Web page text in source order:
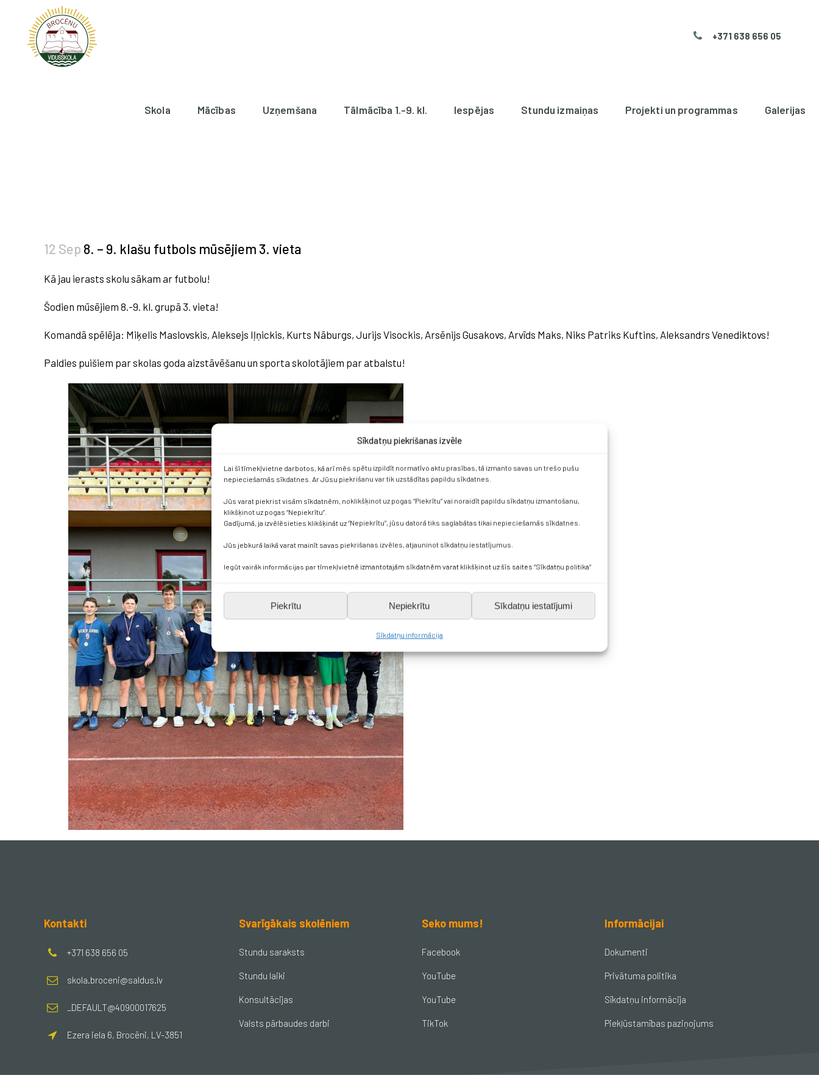
Sīkdatņu piekrišanas izvēle
Lai šī tīmekļvietne darbotos, kā arī mēs spētu izpildīt normatīvo aktu prasības, tā izmanto savas un trešo pušu
nepieciešamās sīkdatnes. Ar Jūsu piekrišanu var tik uzstādītas papildu sīkdatnes.
Jūs varat piekrist visām sīkdatnēm, noklikšķinot uz pogas “Piekrītu” vai noraidīt papildu sīkdatņu izmantošanu,
klikšķinot uz pogas “Nepiekrītu”.
Gadījumā, ja izvēlēsieties klikšķināt uz “Nepiekrītu”, jūsu datorā tiks saglabātas tikai nepieciešamās sīkdatnes.
Jūs jebkurā laikā varat mainīt savas piekrišanas izvēles, atjauninot sīkdatņu iestatījumus.
Iegūt vairāk informācijas par tīmekļvietnē izmantotajām sīkdatnēm varat klikšķinot uz šīs saites “Sīkdatņu politika”
Piekrītu Nepiekrītu Sīkdatņu iestatījumi
Sīkdatņu informācija
+371 638 656 05
Skola Mācības Uzņemšana Tālmācība 1.-9. kl. Iespējas Stundu izmaiņas Projekti un programmas Galerijas
12 Sep 8. – 9. klašu futbols mūsējiem 3. vieta
Kā jau ierasts skolu sākam ar futbolu!
Šodien mūsējiem 8.-9. kl. grupā 3. vieta!
Komandā spēlēja: Miķelis Maslovskis, Aleksejs Iļņickis, Kurts Nāburgs, Jurijs Visockis, Arsēnijs Gusakovs, Arvīds Maks, Niks Patriks Kuftins, Aleksandrs Venediktovs!
Paldies puišiem par skolas goda aizstāvēšanu un sporta skolotājiem par atbalstu!
Kontakti
+371 638 656 05
skola.broceni@saldus.lv
_DEFAULT@40900017625
Ezera iela 6, Brocēni, LV-3851
Svarīgākais skolēniem
Stundu saraksts
Stundu laiki
Konsultācijas
Valsts pārbaudes darbi
Seko mums!
Facebook
YouTube
YouTube
TikTok
Informācijai
Dokumenti
Privātuma politika
Sīkdatņu informācija
Piekļūstamības paziņojums